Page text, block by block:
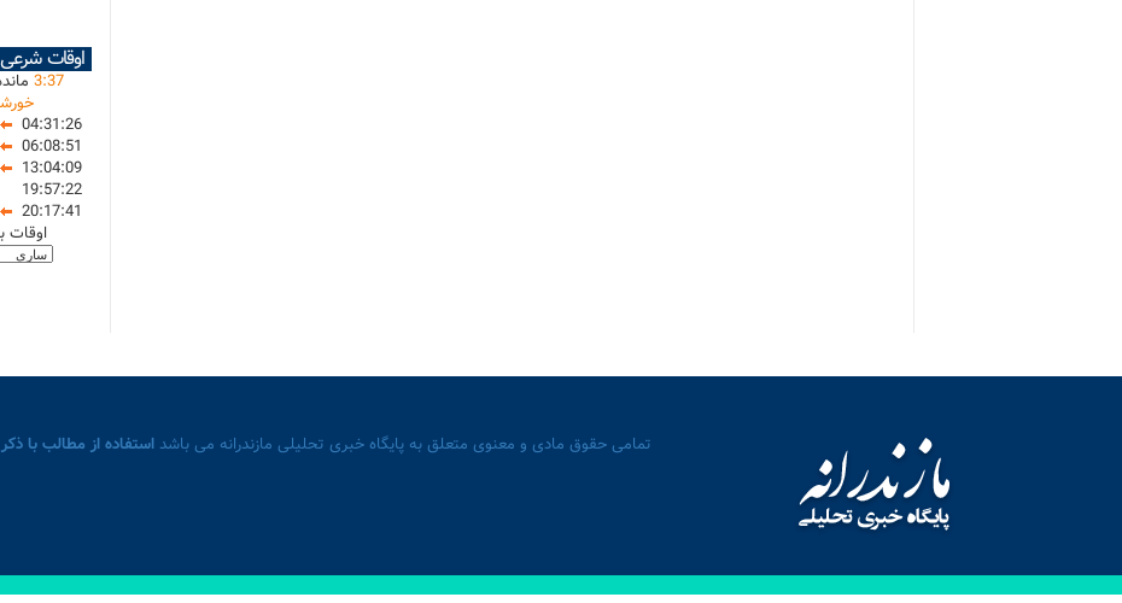
اوقات شرعی
3:37
04:31:26
06:08:51
13:04:09
19:57:22
20:17:41
اوقات
تمامی حقوق مادی و معنوی متعلق به پایگاه خبری تحلیلی مازندرانه می باشداستفاده از مطالب با